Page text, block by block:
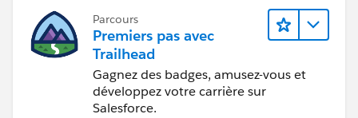
Parcours
Premiers pas avec
Trailhead
Gagnez des badges, amusez-vous et
développez votre carrière sur
Salesforce.